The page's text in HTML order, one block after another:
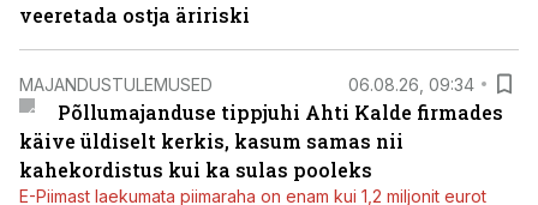
veeretada ostja äririski
MAJANDUSTULEMUSED 06.08.26, 09:34
Põllumajanduse tippjuhi Ahti Kalde firmades
käive üldiselt kerkis, kasum samas nii
kahekordistus kui ka sulas pooleks
E-Piimast laekumata piimaraha on enam kui 1,2 miljonit eurot